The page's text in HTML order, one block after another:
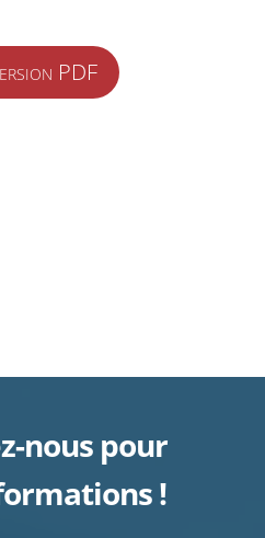
PDF
nous pour
!